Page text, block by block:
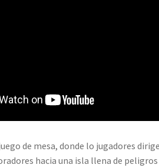
de mesa, donde lo jugadores
hacia una isla llena de peligros